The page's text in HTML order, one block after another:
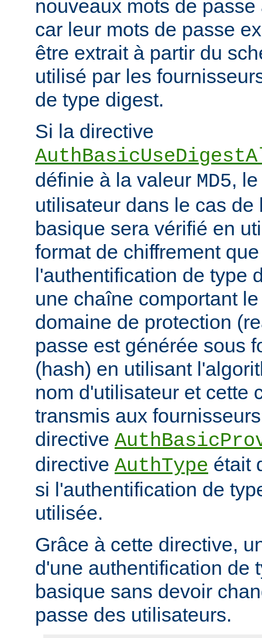
nouveaux mots de
car leur mots de passe
être extrait à partir du
utilisé par les
de type digest.
Si la directive
définie à la valeur MD5,
utilisateur dans le cas de
basique sera vérifié en
format de chiffrement
l'authentification de type
une chaîne comportant
domaine de protection
passe est générée sous
(hash) en utilisant
nom d'utilisateur et cette
transmis aux
directive
directive AuthType était
si l'authentification de
utilisée.
Grâce à cette directive,
d'une authentification de
basique sans devoir
passe des utilisateurs.